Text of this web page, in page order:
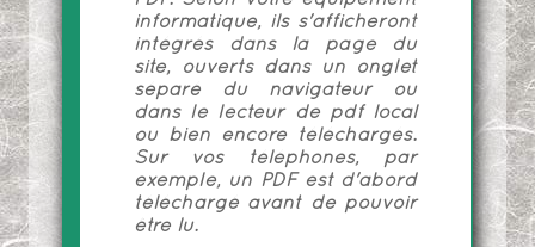
informatique, ils s'afficheront
intégrés dans la page du
site, ouverts dans un onglet
séparé du navigateur ou
dans le lecteur de pdf local
ou bien encore téléchargés.
Sur vos téléphones, par
exemple, un PDF est d'abord
téléchargé avant de pouvoir
être lu.